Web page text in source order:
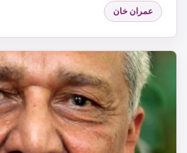
عمران خان